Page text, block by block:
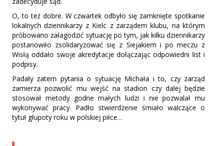
O, to też dobre. W czwartek odbyło się zamknięte spotkanie
lokalnych dziennikarzy z Kielc z zarządem klubu, na którym
próbowano załagodzić sytuację po tym, jak kilku dziennikarzy
postanowiło zsolidaryzować się z Siejakiem i po meczu z
Wisłą oddało swoje akredytacje dołączając odpowiedni list i
podpisy.
Padały zatem pytania o sytuację Michała i to, czy zarząd
zamierza pozwolić mu wejść na stadion czy dalej będzie
stosował metody godne małych ludzi i nie pozwalał mu
wykonywać pracy. Padło stwierdzenie śmiało walczące o
tytuł głupoty roku w polskiej piłce…